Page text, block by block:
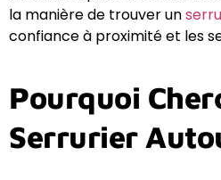
la manière de trouver un
confiance à proximité et les
Pourquoi
Serrurier